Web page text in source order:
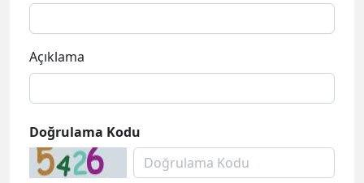
Açıklama
Doğrulama Kodu